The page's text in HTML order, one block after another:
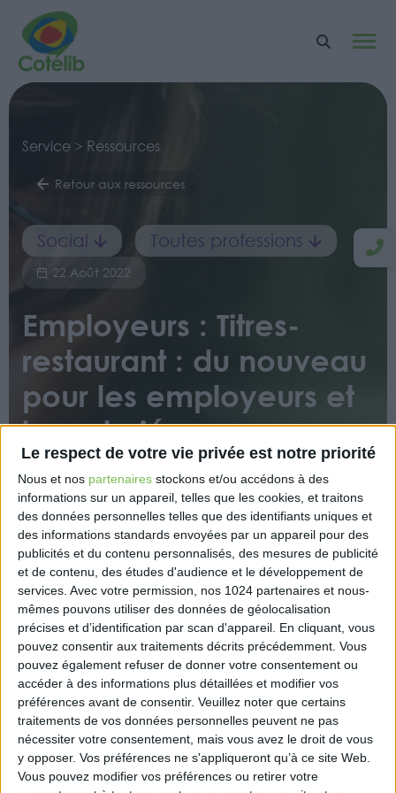
Le respect de votre vie privée est notre priorité
Nous et nos partenaires stockons et/ou accédons à des
informations sur un appareil, telles que les cookies, et traitons
des données personnelles telles que des identifiants uniques et
des informations standards envoyées par un appareil pour des
publicités et du contenu personnalisés, des mesures de publicité
et de contenu, des études d'audience et le développement de
services. Avec votre permission, nos 1024 partenaires et nous-
mêmes pouvons utiliser des données de géolocalisation
précises et d’identification par scan d'appareil. En cliquant, vous
pouvez consentir aux traitements décrits précédemment. Vous
pouvez également refuser de donner votre consentement ou
accéder à des informations plus détaillées et modifier vos
préférences avant de consentir. Veuillez noter que certains
traitements de vos données personnelles peuvent ne pas
nécessiter votre consentement, mais vous avez le droit de vous
y opposer. Vos préférences ne s'appliqueront qu’à ce site Web.
Vous pouvez modifier vos préférences ou retirer votre
Service > Ressources
Retour aux ressources
Social Toutes professions
22 Août 2022
Employeurs : Titres-
restaurant : du nouveau
pour les employeurs et
les salariés
Afin de préserver le pouvoir d’achat des Français en
cette période d’inflation, les conditions d’utilisation
des titres-restaurant sont élargies et les cotisations
sociales qui pèsent sur eux allégées.
https://www.eurex.fr/k4_19143227/